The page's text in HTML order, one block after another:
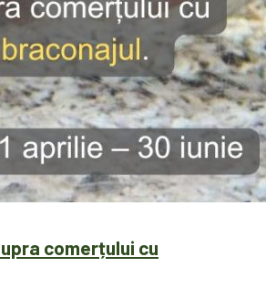
comerțului cu